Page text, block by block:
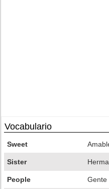
Vocabulario
Sweet
Sister
People Gente